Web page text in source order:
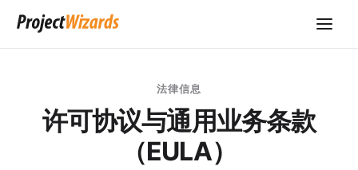
法律信息
许可协议与通用业务条款
（EULA）